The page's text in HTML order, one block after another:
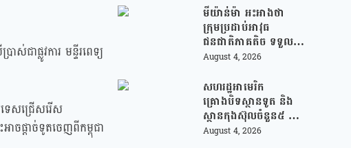
ជាផ្លូវការ មន្ទីរពេទ្យ
េសជ្រើសរើស
ចផ្ដាច់ទូតចេញពីកម្ពុជា
ហ្វីលីពីន
មីយ៉ាន់ម៉ា អះអាងថា
ក្រុមប្រដាប់អាវុធ
ជនជាតិភាគតិច ទទួល
សំណូកពីក្រុម
(Online Scam) ជាថ្នូរ
នឹងការជួយរត់ចូល
ប្រទេសថៃ!
August 4, 2026
សហរដ្ឋអាមេរិក
គ្រោងបិទស្ថានទូត និង
ស្ថានកុងស៊ុលចំនួន៥ នៅ
ប្រទេសមួយចំនួន ដើម្បី
August 4, 2026